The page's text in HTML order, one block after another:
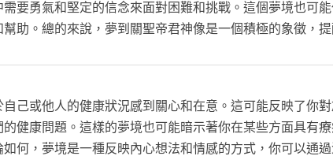
要勇氣和堅定的信念來面對困難和挑戰。這個夢境也可
助。總的來說，夢到關聖帝君神像是一個積極的象徵，
己或他人的健康狀況感到關心和在意。這可能反映了你
健康問題。這樣的夢境也可能暗示著你在某些方面具有
何，夢境是一種反映內心想法和情感的方式，你可以通